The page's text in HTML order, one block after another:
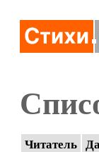
Читатель